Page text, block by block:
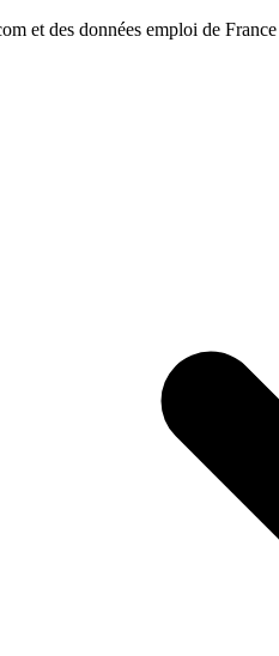
et des données emploi de